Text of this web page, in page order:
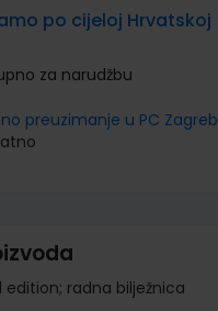
po cijeloj Hrvatskoj
za narudžbu
preuzimanje u PC Zagreb
edition; radna bilježnica